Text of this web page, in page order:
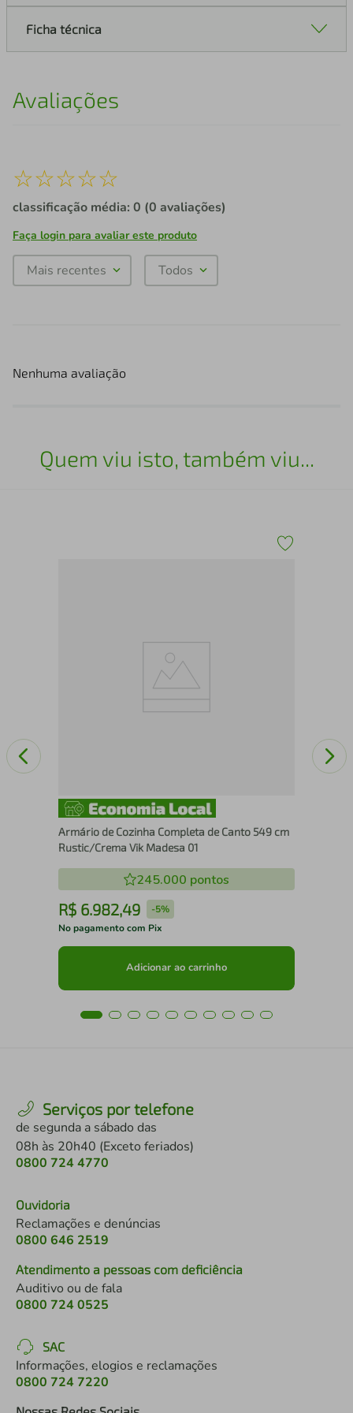
Ficha técnica
Avaliações
☆☆☆☆☆
classificação média: 0 (0 avaliações)
Faça login para avaliar este produto
Mais recentes Todos
Nenhuma avaliação
Quem viu isto, também viu...
Armário de Cozinha Completa de Canto 549 cm
Rustic/Crema Vik Madesa 01
245.000 pontos
R$ 6.982,49 -5%
No pagamento com Pix
Adicionar ao carrinho
Serviços por telefone
de segunda a sábado das
08h às 20h40 (Exceto feriados)
0800 724 4770
Ouvidoria
Reclamações e denúncias
0800 646 2519
Atendimento a pessoas com deficiência
Auditivo ou de fala
0800 724 0525
SAC
Informações, elogios e reclamações
0800 724 7220